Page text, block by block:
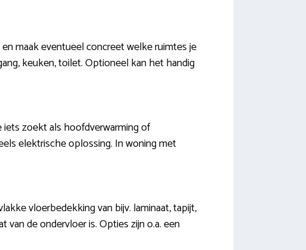
maak eventueel concreet welke ruimtes je
keuken, toilet. Optioneel kan het handig
zoekt als hoofdverwarming of
elektrische oplossing. In woning met
vloerbedekking van bijv. laminaat, tapijt,
van de ondervloer is. Opties zijn o.a. een